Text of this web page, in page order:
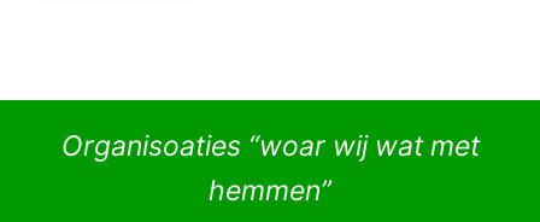
Organisoaties “woar wij wat met
hemmen”